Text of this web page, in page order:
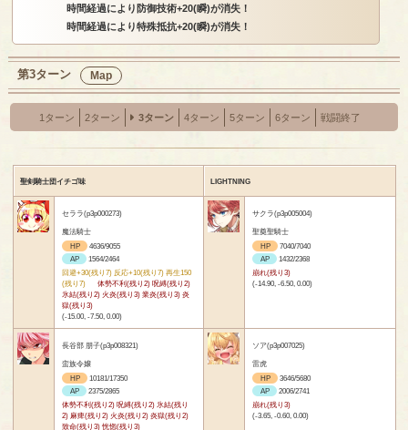
時間経過により防御技術+20(瞬)が消失！
時間経過により特殊抵抗+20(瞬)が消失！
第3ターン Map
1ターン 2ターン 3ターン 4ターン 5ターン 6ターン 戦闘終了
聖剣騎士団イチゴ味 LIGHTNING
セララ(p3p000273)
魔法騎士
HP
4636/9055
AP
1564/2464
回避+30(残り7) 反応+10(残り7) 再生150
(残り7)
体勢不利(残り2) 呪縛(残り2)
氷結(残り2) 火炎(残り3) 業炎(残り3) 炎
獄(残り3)
(-15.00, -7.50, 0.00)
サクラ(p3p005004)
聖奠聖騎士
HP
7040/7040
AP
1432/2368
崩れ(残り3)
(-14.90, -6.50, 0.00)
長谷部 朋子(p3p008321)
蛮族令嬢
HP
10181/17350
AP
2375/2865
体勢不利(残り2) 呪縛(残り2) 氷結(残り
2) 麻痺(残り2) 火炎(残り2) 炎獄(残り2)
致命(残り3) 恍惚(残り3)
ソア(p3p007025)
雷虎
HP
3646/5680
AP
2006/2741
崩れ(残り3)
(-3.65, -0.60, 0.00)